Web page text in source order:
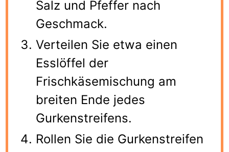
Salz und Pfeffer nach
Geschmack.
Verteilen Sie etwa einen
Esslöffel der
Frischkäsemischung am
breiten Ende jedes
Gurkenstreifens.
Rollen Sie die Gurkenstreifen